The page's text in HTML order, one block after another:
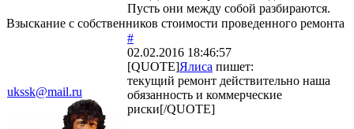
Пусть они между собой разбираются.
Взыскание с собственников стоимости проведенного ремонта
ukssk@mail.ru
#
02.02.2016 18:46:57
[QUOTE]Ялиса пишет:
текущий ремонт действительно наша
обязанность и коммерческие
риски[/QUOTE]